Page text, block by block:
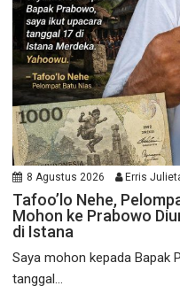
8 Agustus 2026 Erris
Tafoo’lo Nehe,
Mohon ke Prabowo
di Istana
Saya mohon kepada Bapak
tanggal...